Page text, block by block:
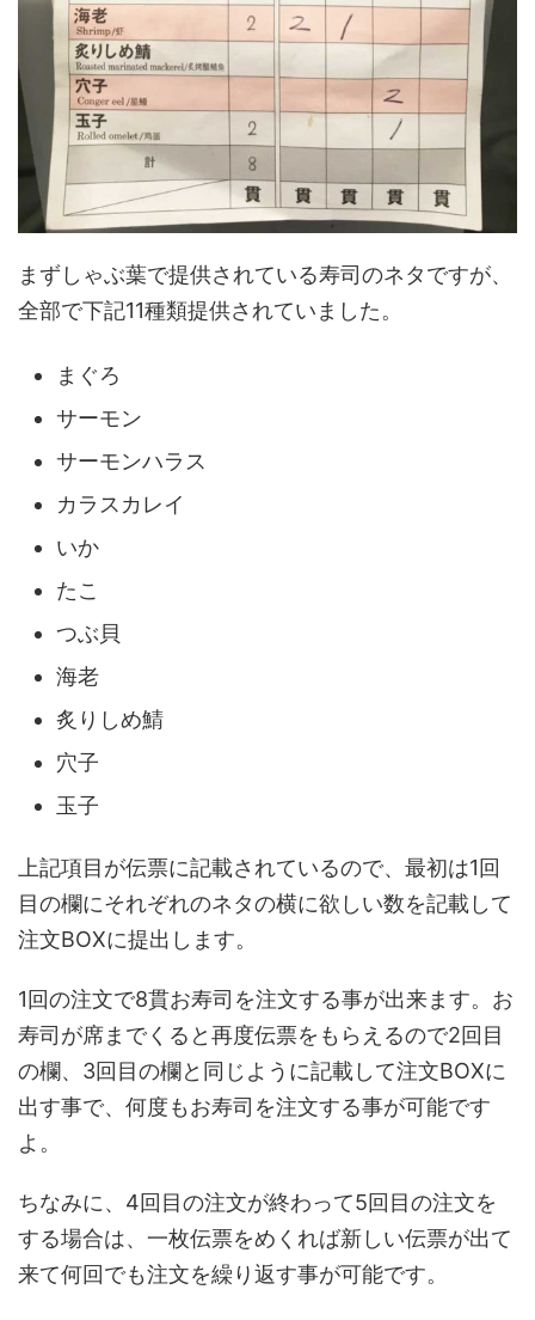
まずしゃぶ葉で提供されている寿司のネタですが、
全部で下記11種類提供されていました。
まぐろ
サーモン
サーモンハラス
カラスカレイ
いか
たこ
つぶ貝
海老
炙りしめ鯖
穴子
玉子
上記項目が伝票に記載されているので、最初は1回
目の欄にそれぞれのネタの横に欲しい数を記載して
注文BOXに提出します。
1回の注文で8貫お寿司を注文する事が出来ます。お
寿司が席までくると再度伝票をもらえるので2回目
の欄、3回目の欄と同じように記載して注文BOXに
出す事で、何度もお寿司を注文する事が可能です
よ。
ちなみに、4回目の注文が終わって5回目の注文を
する場合は、一枚伝票をめくれば新しい伝票が出て
来て何回でも注文を繰り返す事が可能です。